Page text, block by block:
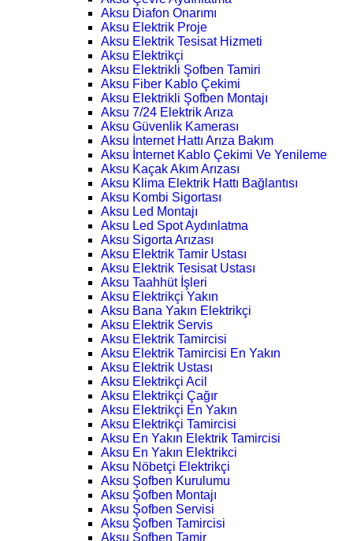
Aksu Diafon Onarımı
Aksu Elektrik Proje
Aksu Elektrik Tesisat Hizmeti
Aksu Elektrikçi
Aksu Elektrikli Şofben Tamiri
Aksu Fiber Kablo Çekimi
Aksu Elektrikli Şofben Montajı
Aksu 7/24 Elektrik Arıza
Aksu Güvenlik Kamerası
Aksu İnternet Hattı Arıza Bakım
Aksu İnternet Kablo Çekimi Ve Yenileme
Aksu Kaçak Akım Arızası
Aksu Klima Elektrik Hattı Bağlantısı
Aksu Kombi Sigortası
Aksu Led Montajı
Aksu Led Spot Aydınlatma
Aksu Sigorta Arızası
Aksu Elektrik Tamir Ustası
Aksu Elektrik Tesisat Ustası
Aksu Taahhüt İşleri
Aksu Elektrikçi Yakın
Aksu Bana Yakın Elektrikçi
Aksu Elektrik Servis
Aksu Elektrik Tamircisi
Aksu Elektrik Tamircisi En Yakın
Aksu Elektrik Ustası
Aksu Elektrikçi Acil
Aksu Elektrikçi Çağır
Aksu Elektrikçi En Yakın
Aksu Elektrikçi Tamircisi
Aksu En Yakın Elektrik Tamircisi
Aksu En Yakın Elektrikci
Aksu Nöbetçi Elektrikçi
Aksu Şofben Kurulumu
Aksu Şofben Montajı
Aksu Şofben Servisi
Aksu Şofben Tamircisi
Aksu Şofben Tamir